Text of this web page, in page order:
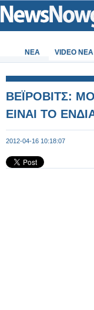
ΝΕΑ VIDEO NEA
ΒΕΪΡΟΒΙΤΣ:
ΕΙΝΑΙ ΤΟ
2012-04-16 10:18:07